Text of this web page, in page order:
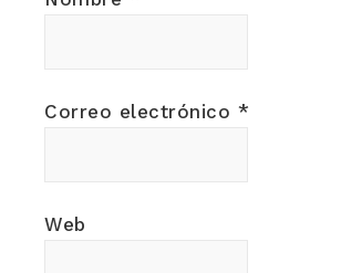
Correo electrónico *
Web